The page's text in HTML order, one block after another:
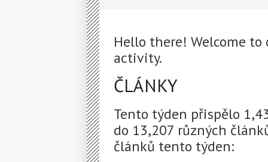
Hello there! Welcome
activity.
ČLÁNKY
Tento týden přispělo
do 13,207 různých
článků tento týden: